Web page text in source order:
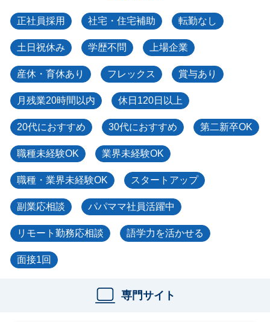
正社員採用 社宅・住宅補助 転勤なし
土日祝休み 学歴不問 上場企業
産休・育休あり フレックス 賞与あり
月残業20時間以内 休日120日以上
20代におすすめ 30代におすすめ 第二新卒OK
職種未経験OK 業界未経験OK
職種・業界未経験OK スタートアップ
副業応相談 パパママ社員活躍中
リモート勤務応相談 語学力を活かせる
面接1回
専門サイト